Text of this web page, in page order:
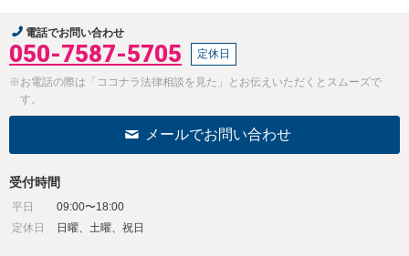
電話でお問い合わせ
050-7587-5705 定休日
※お電話の際は「ココナラ法律相談を見た」とお伝えいただくとスムーズで
す。
メールでお問い合わせ
受付時間
平日
09:00〜18:00
定休日
日曜、土曜、祝日